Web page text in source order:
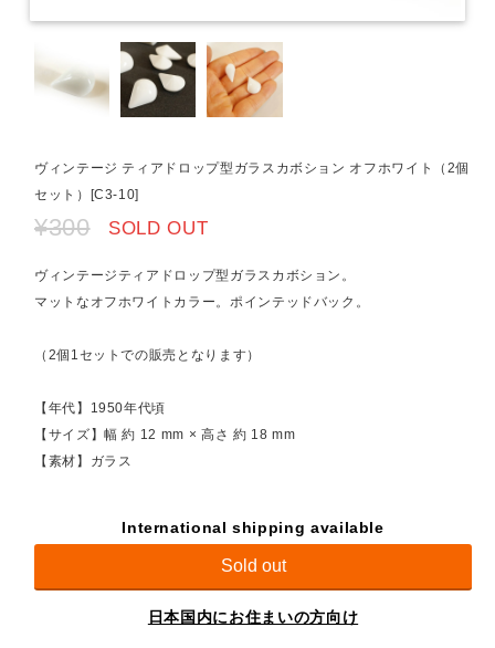
ヴィンテージ ティアドロップ型ガラスカボション オフホワイト（2個
セット）[C3-10]
¥300 SOLD OUT
ヴィンテージティアドロップ型ガラスカボション。
マットなオフホワイトカラー。ポインテッドバック。
（2個1セットでの販売となります）
【年代】1950年代頃
【サイズ】幅 約 12 mm × 高さ 約 18 mm
【素材】ガラス
International shipping available
Sold out
日本国内にお住まいの方向け